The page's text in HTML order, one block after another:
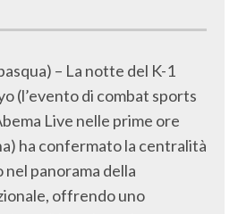
(l’evento di combat sports
Live nelle prime ore
ha confermato la centralità
nel panorama della
offrendo uno
di knockout (ben nove